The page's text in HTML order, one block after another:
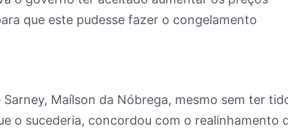
que este pudesse fazer o congelamento
Maílson da Nóbrega, mesmo sem ter
o sucederia, concordou com o realinhamento